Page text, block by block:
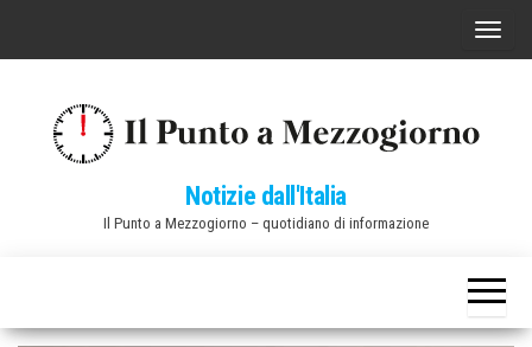
C
a
v
Notizie dall'Italia
Il Punto a Mezzogiorno – quotidiano di informazione